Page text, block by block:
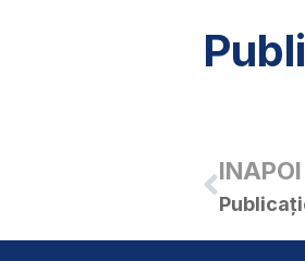
INAPOI